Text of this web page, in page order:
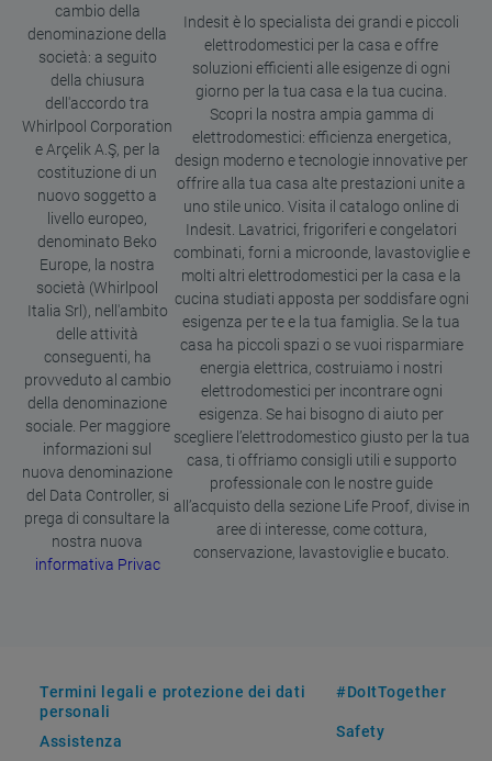
cambio della
denominazione della
società: a seguito
della chiusura
dell'accordo tra
Whirlpool Corporation
e Arçelik A.Ş, per la
costituzione di un
nuovo soggetto a
livello europeo,
denominato Beko
Europe, la nostra
società (Whirlpool
Italia Srl), nell'ambito
delle attività
conseguenti, ha
provveduto al cambio
della denominazione
sociale. Per maggiore
informazioni sul
nuova denominazione
del Data Controller, si
prega di consultare la
nostra nuova
informativa Privac
Indesit è lo specialista dei grandi e piccoli
elettrodomestici per la casa e offre
soluzioni efficienti alle esigenze di ogni
giorno per la tua casa e la tua cucina.
Scopri la nostra ampia gamma di
elettrodomestici: efficienza energetica,
design moderno e tecnologie innovative per
offrire alla tua casa alte prestazioni unite a
uno stile unico. Visita il catalogo online di
Indesit. Lavatrici, frigoriferi e congelatori
combinati, forni a microonde, lavastoviglie e
molti altri elettrodomestici per la casa e la
cucina studiati apposta per soddisfare ogni
esigenza per te e la tua famiglia. Se la tua
casa ha piccoli spazi o se vuoi risparmiare
energia elettrica, costruiamo i nostri
elettrodomestici per incontrare ogni
esigenza. Se hai bisogno di aiuto per
scegliere l’elettrodomestico giusto per la tua
casa, ti offriamo consigli utili e supporto
professionale con le nostre guide
all’acquisto della sezione Life Proof, divise in
aree di interesse, come cottura,
conservazione, lavastoviglie e bucato.
Termini legali e protezione dei dati
personali
Assistenza
#DoItTogether
Safety